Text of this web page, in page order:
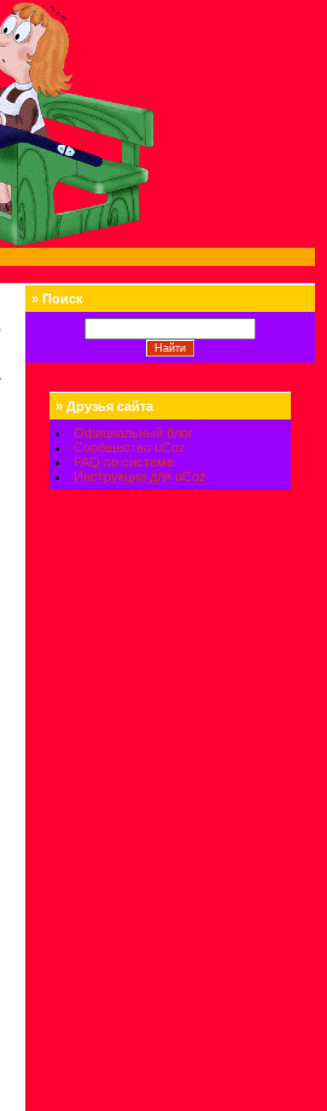
» Поиск
» Друзья сайта
Официальный блог
Сообщество uCoz
FAQ по системе
Инструкции для uCoz